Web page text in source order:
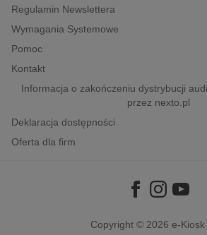
popularno-naukowe
historia
Regulamin Newslettera
Wymagania Systemowe
Pomoc
Kontakt
Informacja o zakończeniu dystrybucji
przez nexto.pl
Deklaracja dostępności
Oferta dla firm
Copyright © 2026 e-Kiosk